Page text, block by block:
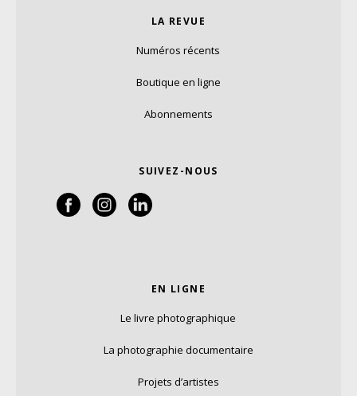
LA REVUE
Numéros récents
Boutique en ligne
Abonnements
SUIVEZ-NOUS
EN LIGNE
Le livre photographique
La photographie documentaire
Projets d’artistes